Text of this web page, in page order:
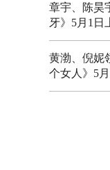
章宇、陈昊
牙》5月1日
黄渤、倪妮
个女人》5